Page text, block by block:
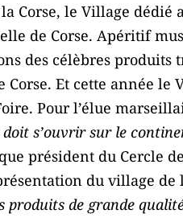
Corse, le Village dédié
de Corse. Apéritif
des célèbres produits
Et cette année le
Pour l’élue
s’ouvrir sur le
président du Cercle
du village de
de grande